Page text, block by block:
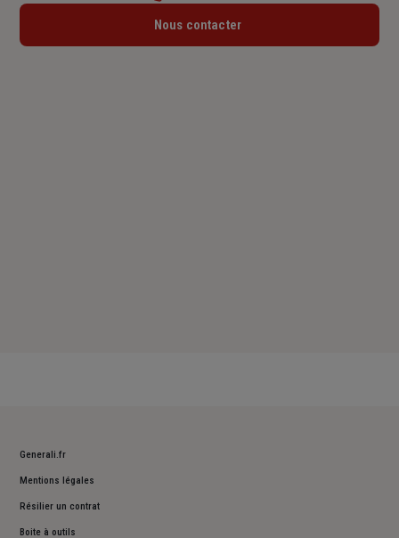
Lundi : 09h – 12h / 14h – 17h
Nous contacter
Generali.fr
Mentions légales
Résilier un contrat
Boite à outils